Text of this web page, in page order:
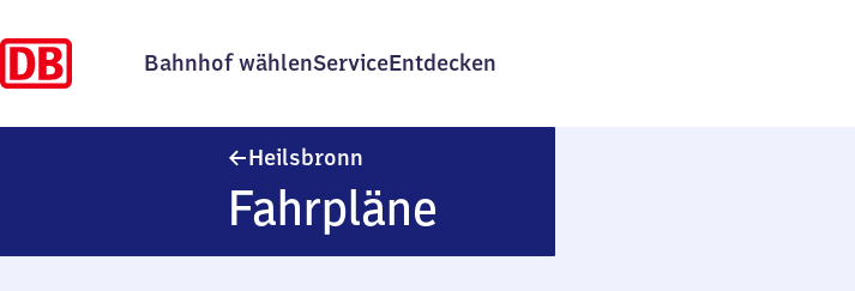
Bahnhof wählenServiceEntdecken
Heilsbronn
Fahrpläne